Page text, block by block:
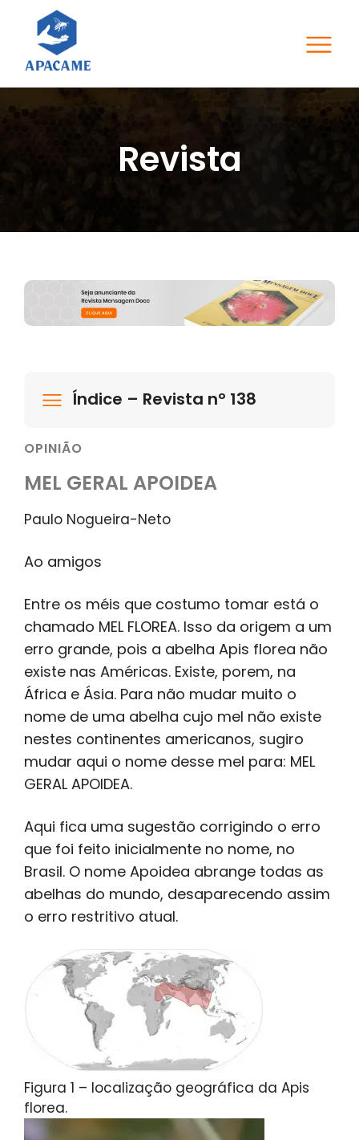
Revista
Índice – Revista nº 138
OPINIÃO
MEL GERAL APOIDEA
Paulo Nogueira-Neto
Ao amigos
Entre os méis que costumo tomar está o
chamado MEL FLOREA. Isso da origem a um
erro grande, pois a abelha Apis florea não
existe nas Américas. Existe, porem, na
África e Ásia. Para não mudar muito o
nome de uma abelha cujo mel não existe
nestes continentes americanos, sugiro
mudar aqui o nome desse mel para: MEL
GERAL APOIDEA.
Aqui fica uma sugestão corrigindo o erro
que foi feito inicialmente no nome, no
Brasil. O nome Apoidea abrange todas as
abelhas do mundo, desaparecendo assim
o erro restritivo atual.
Figura 1 – localização geográfica da Apis
florea.